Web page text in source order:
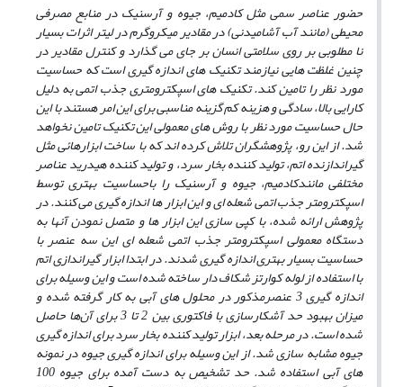
حضور عناصر سمی مثل کادمیم، جیوه و آرسنیک در منابع مصرفی
محیطی (مانند آب آشامیدنی) در مقادیر میکروگرم در لیتر اثرات بسیار
نا مطلوبی بر روی سلامتی انسان بر جای می گذارد و کنترل مقادیر در
چنین غلظت هایی نیازمند تکنیک های اندازه گیری است که حساسیت
مورد نظر را تامین کند. تکنیک های اسپکترومتری جذب اتمی به دلیل
کارایی بالا، سادگی و هزینه کم گزینه مناسبی برای این امر هستند با این
حال حساسیت مورد نظر با روش های معمولی این تکنیک تامین نخواهد
شد. از این رو، پژوهشگران تلاش کرده اند که با ساخت ابزارهائی مثل
گیراندازنده اتم، تولید کننده بخار سرد، و تولید کننده هیدرید عناصر
مختلفی مانندکادمیم، جیوه و آرسنیک را باحساسیت بهتری توسط
اسپکترومتر جذب اتمی شعله ای و این ابزار ها اندازه گیری می کنند. در
پژوهش ارائه شده، با کپی سازی این ابزار ها و متصل نمودن آنها به
دستگاه معمولی اسپکترومتر جذب اتمی شعله ای این سه عنصر با
حساسیت بسیار بهتری اندازه گیری شدند. در ابتدا ابزار گیراندازی اتم
با استفاده از لوله کوارتز شکاف دار ساخته شده است و این وسیله برای
اندازه گیری 3 عنصرمذکور در محلول های آبی به کار گرفته شده و
میزان بهبود حد آشکارسازی با فاکتوری بین 2 تا 3 برای آن‌ها حاصل
شده است. در مرحله بعد، ابزار تولید کننده بخار سرد برای اندازه گیری
جیوه مشابه سازی شد. از این وسیله برای اندازه گیری جیوه در نمونه
های آبی استفاده شد. حد تشخیص به دست آمده برای جیوه 100